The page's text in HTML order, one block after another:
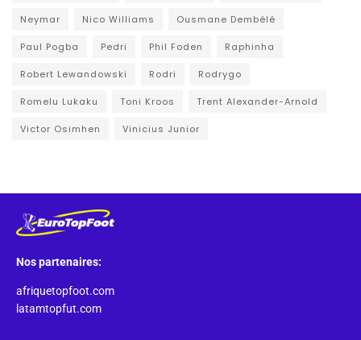
Neymar Nico Williams Ousmane Dembélé
Paul Pogba Pedri Phil Foden Raphinha
Robert Lewandowski Rodri Rodrygo
Romelu Lukaku Toni Kroos Trent Alexander-Arnold
Victor Osimhen Vinicius Junior
Nos partenaires:
afriquetopfoot.com
latamtopfut.com